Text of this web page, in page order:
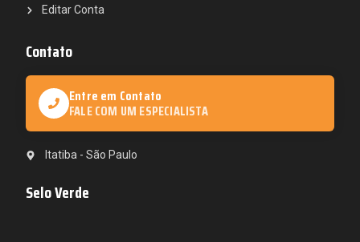
Editar Conta
Contato
Entre em Contato
FALE COM UM ESPECIALISTA
Itatiba - São Paulo
Selo Verde